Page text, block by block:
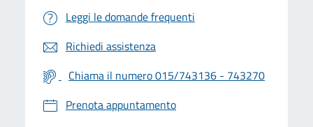
Leggi le domande frequenti
Richiedi assistenza
Chiama il numero 015/743136 - 743270
Prenota appuntamento